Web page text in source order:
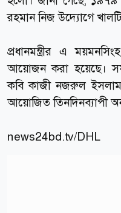
রহমান নিজ উদ্যোগে
প্রধানমন্ত্রীর এ
আয়োজন করা হয়েছে।
কবি কাজী নজরুল
আয়োজিত তিনদিনব্যাপী
news24bd.tv/DHL